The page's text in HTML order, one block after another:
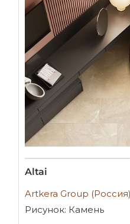
Altai
Artkera Group (Россия)
Рисунок: Камень